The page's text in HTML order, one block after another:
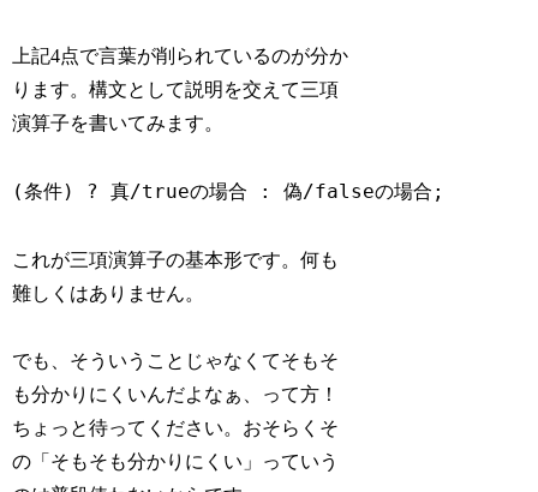
上記4点で言葉が削られているのが分か
ります。構文として説明を交えて三項
演算子を書いてみます。
(条件) ? 真/trueの場合 : 偽/falseの場合;
これが三項演算子の基本形です。何も
難しくはありません。
でも、そういうことじゃなくてそもそ
も分かりにくいんだよなぁ、って方！
ちょっと待ってください。おそらくそ
の「そもそも分かりにくい」っていう